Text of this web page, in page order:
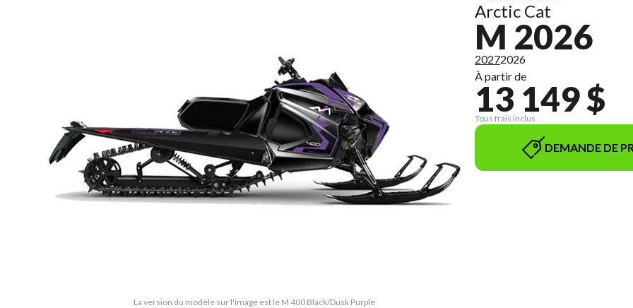
La version du modèle sur l'image est le M 400 Black/Dusk Purple
Arctic Cat
M 2026
20272026
À partir de
13 149 $
Tous frais inclus
DEMANDE DE